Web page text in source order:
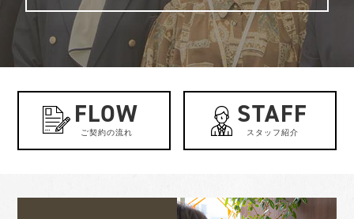
FLOW
ご契約の流れ
STAFF
スタッフ紹介